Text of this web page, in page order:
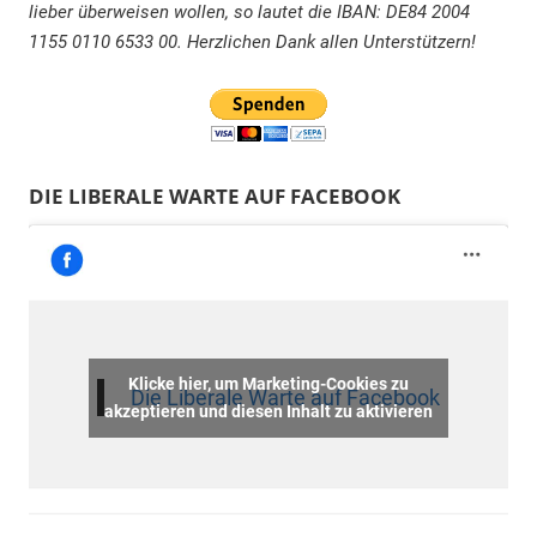
lieber überweisen wollen, so lautet die IBAN: DE84 2004
1155 0110 6533 00. Herzlichen Dank allen Unterstützern!
DIE LIBERALE WARTE AUF FACEBOOK
Die Liberale Warte auf Facebook
Klicke hier, um Marketing-Cookies zu
akzeptieren und diesen Inhalt zu aktivieren